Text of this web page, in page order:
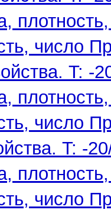
число
T: -
число
T: -
число